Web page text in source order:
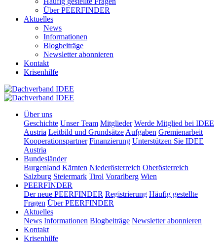
Über PEERFINDER
Aktuelles
News
Informationen
Blogbeiträge
Newsletter abonnieren
Kontakt
Krisenhilfe
Über uns
Geschichte Unser Team Mitglieder Werde Mitglied bei IDEE
Austria Leitbild und Grundsätze Aufgaben Gremienarbeit
Kooperationspartner Finanzierung Unterstützen Sie IDEE
Austria
Bundesländer
Burgenland Kärnten Niederösterreich Oberösterreich
Salzburg Steiermark Tirol Vorarlberg Wien
PEERFINDER
Der neue PEERFINDER Registrierung Häufig gestellte
Fragen Über PEERFINDER
Aktuelles
News Informationen Blogbeiträge Newsletter abonnieren
Kontakt
Krisenhilfe